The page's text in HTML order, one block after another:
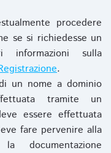
procedere
se si richiedesse un
informazioni sulla
.
un nome a dominio
tramite un
essere effettuata
fare pervenire alla